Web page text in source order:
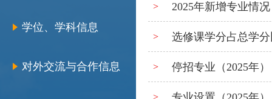
学位、学科信息
对外交流与合作信息
> 2025年新增专业情况
> 选修课学分占总学
> 停招专业（2025年）
>